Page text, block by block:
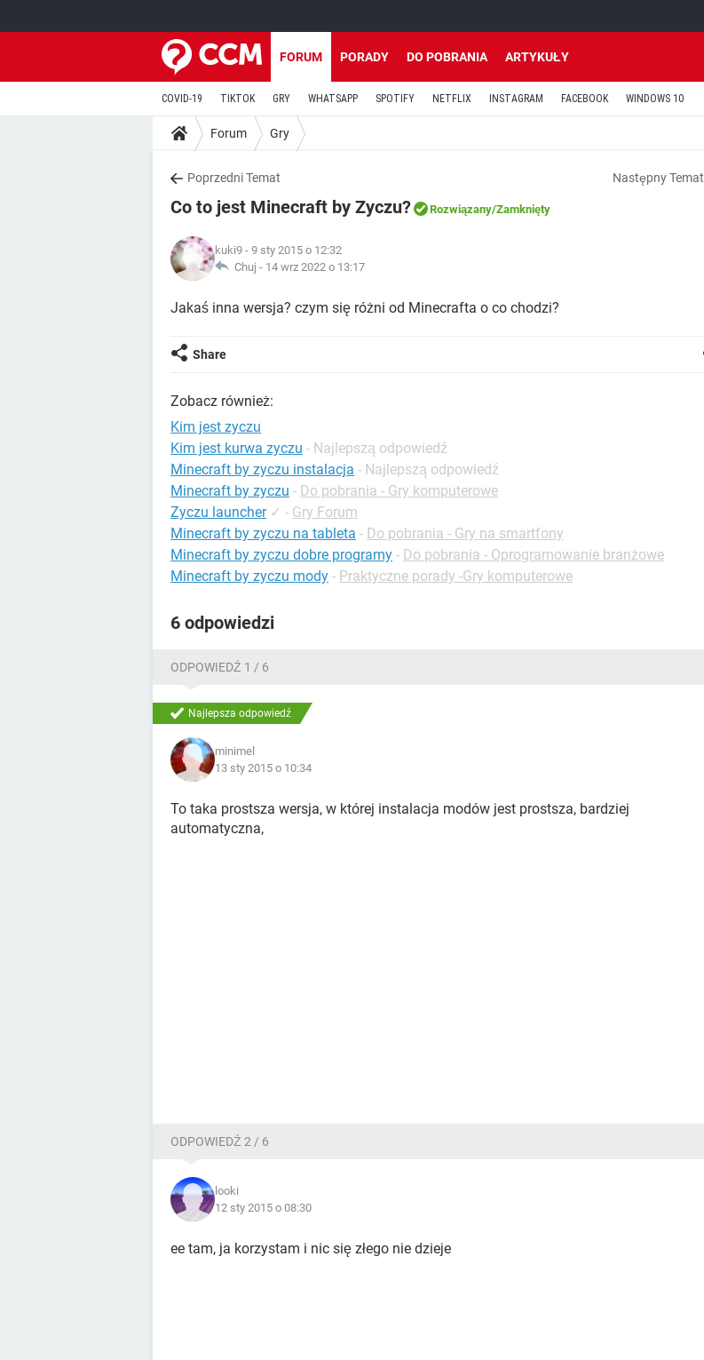
FORUM PORADY DO POBRANIA ARTYKUŁY
COVID-19 TIKTOK GRY WHATSAPP SPOTIFY NETFLIX INSTAGRAM FACEBOOK WINDOWS 10
Forum Gry
Poprzedni Temat Następny Temat
Co to jest Minecraft by Zyczu? Rozwiązany/Zamknięty
kuki9 - 9 sty 2015 o 12:32
Chuj - 14 wrz 2022 o 13:17
Jakaś inna wersja? czym się różni od Minecrafta o co chodzi?
Share
Zobacz również:
Kim jest zyczu
Kim jest kurwa zyczu - Najlepszą odpowiedź
Minecraft by zyczu instalacja - Najlepszą odpowiedź
Minecraft by zyczu - Do pobrania - Gry komputerowe
Zyczu launcher ✓ - Gry Forum
Minecraft by zyczu na tableta - Do pobrania - Gry na smartfony
Minecraft by zyczu dobre programy - Do pobrania - Oprogramowanie branżowe
Minecraft by zyczu mody - Praktyczne porady -Gry komputerowe
6 odpowiedzi
ODPOWIEDŹ 1 / 6
Najlepsza odpowiedź
minimel
13 sty 2015 o 10:34
To taka prostsza wersja, w której instalacja modów jest prostsza, bardziej
automatyczna,
ODPOWIEDŹ 2 / 6
looki
12 sty 2015 o 08:30
ee tam, ja korzystam i nic się złego nie dzieje